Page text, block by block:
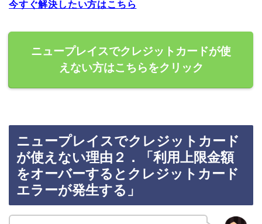
今すぐ解決したい方はこちら
ニュープレイスでクレジットカードが使
えない方はこちらをクリック
ニュープレイスでクレジットカード
が使えない理由２．「利用上限金額
をオーバーするとクレジットカード
エラーが発生する」